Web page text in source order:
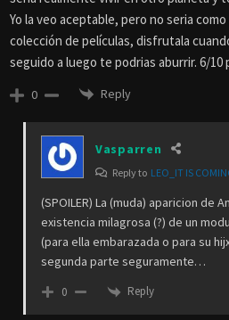
Yo la veo aceptable, pero no seria
colección de películas, disfrutala
seguido a luego te podrias aburrir. 6/10
0 Reply
Vasparren
Reply to LEO_IT IS
(SPOILER) La (muda) aparicion de
existencia milagrosa (?) de un
(para ella embarazada o para su
segunda parte seguramente…
0 Reply